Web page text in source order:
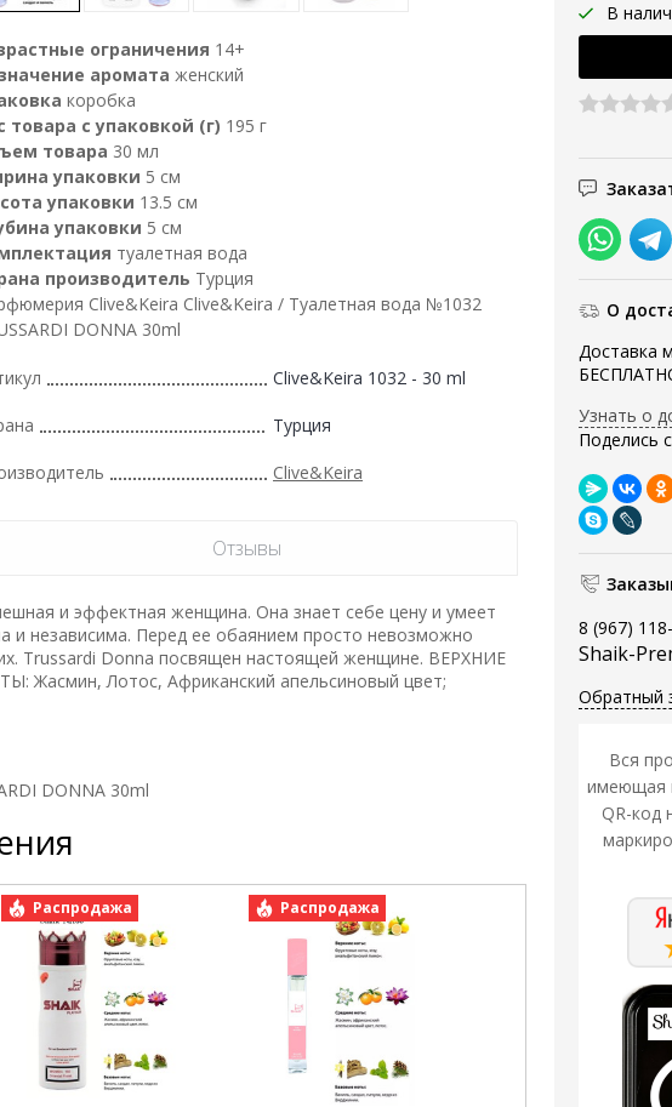
В
О
Доставка
Узнать о
Поделись
8 (967)
Shaik-
Обратный
Вся
имеющая
QR-код
ограничения 14+
аромата женский
коробка
товара с упаковкой (г) 195 г
товара 30 мл
упаковки 5 см
упаковки 13.5 см
упаковки 5 см
туалетная вода
производитель Турция
Clive&Keira Clive&Keira / Туалетная вода №1032
DONNA 30ml
Clive&Keira 1032 - 30 ml
Турция
Clive&Keira
Отзывы
и эффектная женщина. Она знает себе цену и умеет
и независима. Перед ее обаянием просто невозможно
Trussardi Donna посвящен настоящей женщине. ВЕРХНИЕ
Жасмин, Лотос, Африканский апельсиновый цвет;
DONNA 30ml
Распродажа Распродажа Распродажа